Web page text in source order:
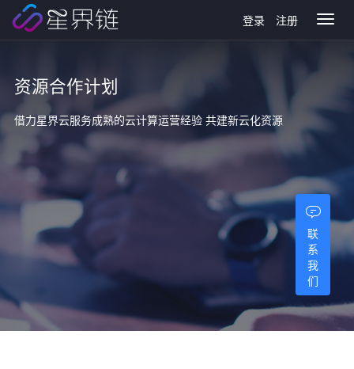
登录 注册
资源合作计划
借力星界云服务成熟的云计算运营经验 共建新云化资源
联
系
我
们